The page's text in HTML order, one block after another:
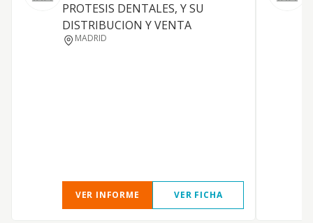
PROTESIS DENTALES, Y SU
DISTRIBUCION Y VENTA
MADRID
VER INFORME VER FICHA